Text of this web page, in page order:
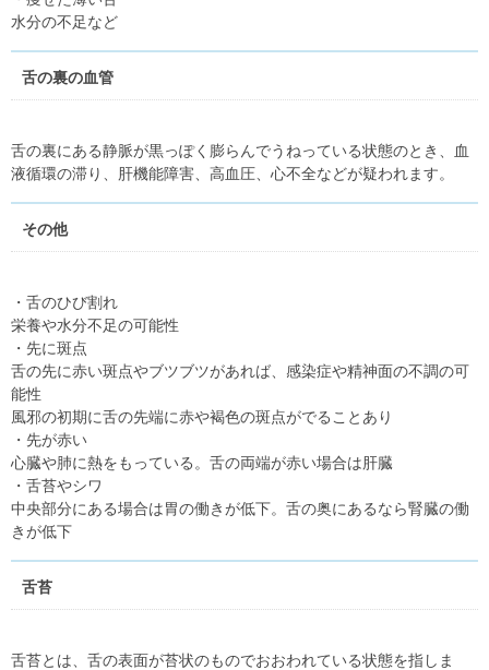
水分の不足など
舌の裏の血管
舌の裏にある静脈が黒っぽく膨らんでうねっている状態のとき、血
液循環の滞り、肝機能障害、高血圧、心不全などが疑われます。
その他
・舌のひび割れ
栄養や水分不足の可能性
・先に斑点
舌の先に赤い斑点やブツブツがあれば、感染症や精神面の不調の可
能性
風邪の初期に舌の先端に赤や褐色の斑点がでることあり
・先が赤い
心臓や肺に熱をもっている。舌の両端が赤い場合は肝臓
・舌苔やシワ
中央部分にある場合は胃の働きが低下。舌の奥にあるなら腎臓の働
きが低下
舌苔
舌苔とは、舌の表面が苔状のものでおおわれている状態を指しま